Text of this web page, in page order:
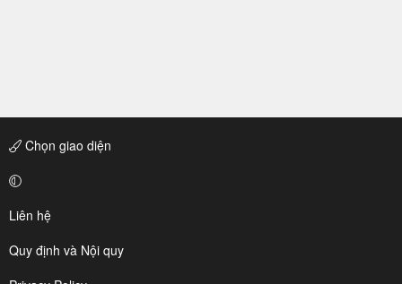
Chọn giao diện
Liên hệ
Quy định và Nội quy